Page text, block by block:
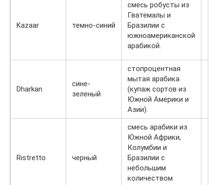
Kazaar темно-синий
смесь робусты из
Гватемалы и
Бразилии с
южноамериканской
арабикой.
Dharkan
сине-
зеленый
стопроцентная
мытая арабика
(купаж сортов из
Южной Америки и
Азии).
Ristretto черный
смесь арабики из
Южной Африки,
Колумбии и
Бразилии с
небольшим
количеством